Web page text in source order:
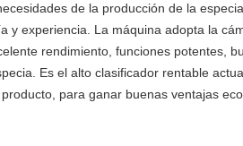
de la producción de la
y experiencia. La máquina adopta la
rendimiento, funciones potentes,
Es el alto clasificador rentable
para ganar buenas ventajas